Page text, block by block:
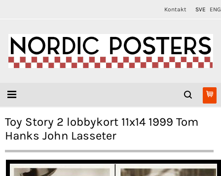
Kontakt SVE ENG
Toy Story 2 lobbykort 11x14 1999 Tom
Hanks John Lasseter